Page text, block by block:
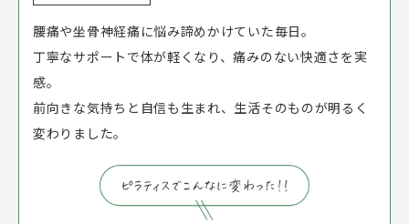
腰痛や坐骨神経痛に悩み諦めかけていた毎日。
丁寧なサポートで体が軽くなり、痛みのない快適さを実
感。
前向きな気持ちと自信も生まれ、生活そのものが明るく
変わりました。